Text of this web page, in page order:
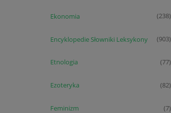
Ekonomia (238)
Encyklopedie Słowniki Leksykony (903)
Etnologia (77)
Ezoteryka (82)
Feminizm (7)